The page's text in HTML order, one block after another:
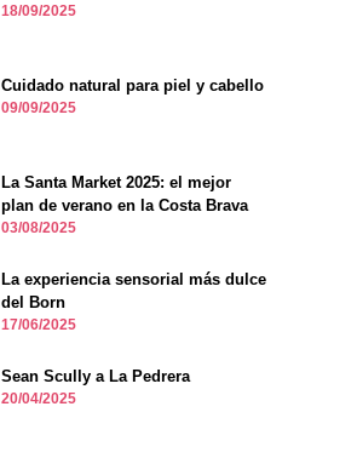
18/09/2025
Cuidado natural para piel y cabello
09/09/2025
La Santa Market 2025: el mejor
plan de verano en la Costa Brava
03/08/2025
La experiencia sensorial más dulce
del Born
17/06/2025
Sean Scully a La Pedrera
20/04/2025